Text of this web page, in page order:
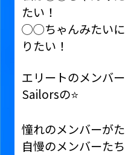
たい！
◯◯ちゃんみたいに
りたい！
エリートのメンバ
Sailorsの⭐️
憧れのメンバーが
自慢のメンバーたち